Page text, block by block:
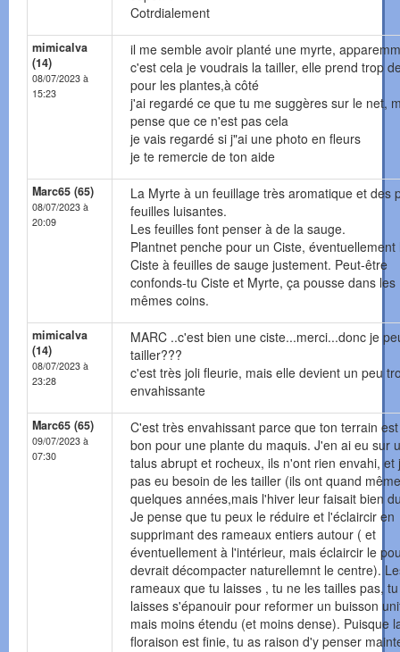
Cotrdialement
mimicalva
(14)
08/07/2023 à
15:23
il me semble avoir planté une myrte,
c'est cela je voudrais la tailler, elle prend trop
pour les plantes,à côté
j'ai regardé ce que tu me suggères sur le net,
pense que ce n'est pas cela
je vais regardé si j"ai une photo en fleurs
je te remercie de ton aide
Marc65 (65)
08/07/2023 à
20:09
La Myrte à un feuillage très aromatique et des
feuilles luisantes.
Les feuilles font penser à de la sauge.
Plantnet penche pour un Ciste, éventuellement
Ciste à feuilles de sauge justement. Peut-être
confonds-tu Ciste et Myrte, ça pousse dans les
mêmes coins.
mimicalva
(14)
08/07/2023 à
23:28
MARC ..c'est bien une ciste...merci...donc je
tailler???
c'est très joli fleurie, mais elle devient un peu
envahissante
Marc65 (65)
09/07/2023 à
07:30
C'est très envahissant parce que ton terrain
bon pour une plante du maquis. J'en ai eu sur
talus abrupt et rocheux, ils n'ont rien envahi, et
pas eu besoin de les tailler (ils ont quand
quelques années,mais l'hiver leur faisait bien
Je pense que tu peux le réduire et l'éclaircir en
supprimant des rameaux entiers autour ( et
éventuellement à l'intérieur, mais éclaircir le
devrait décompacter naturellemnt le centre).
rameaux que tu laisses , tu ne les tailles pas,
laisses s'épanouir pour reformer un buisson
mais moins étendu (et moins dense). Puisque
floraison est finie, tu as raison d'y penser